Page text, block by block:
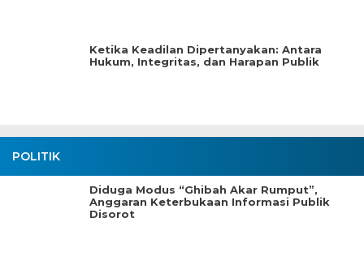
Ketika Keadilan Dipertanyakan: Antara
Hukum, Integritas, dan Harapan Publik
POLITIK
Diduga Modus “Ghibah Akar Rumput”,
Anggaran Keterbukaan Informasi Publik
Disorot